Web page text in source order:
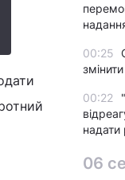
00:25
00:22
надати
06